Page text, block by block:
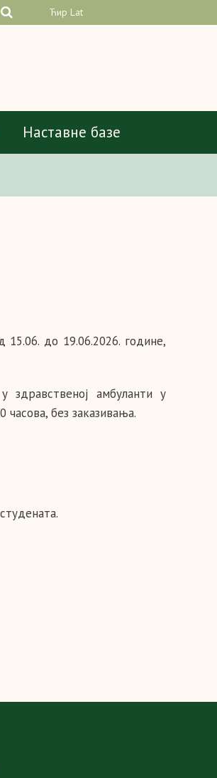
Ћир Lat
Наставне базе
до 19.06.2026. године,
амбуланти у
без заказивања.